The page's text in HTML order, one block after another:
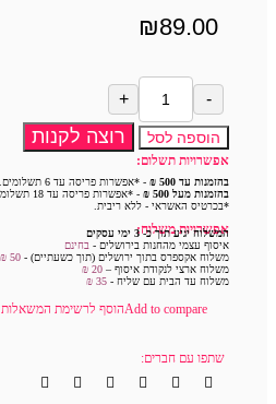
₪89.00
הוספה לסל רוצה לקנות
אפשרויות תשלום:
בהזמנות עד 500 ₪
- *אפשרות פריסה עד 6 תשלומים.
בהזמנות מעל 500 ₪
- *אפשרות פריסה עד 18 תשלומים.
*בכרטיס האשראי - ללא ריבית.
אפשרויות משלוח:
המשלוח יגיע תוך כ- 3 ימי עסקים
איסוף עצמי מהחנות בירושלים - בחינם
משלוח אקספרס בתוך ירושלים (תוך כשעתיים) - 50 ₪
משלוח ארצי לנקודת איסוף – 20 ₪
משלוח עד הבית עם שליח - 35
₪
Add to compareהוסף לרשימת המשאלות
שתפו עם חברים: